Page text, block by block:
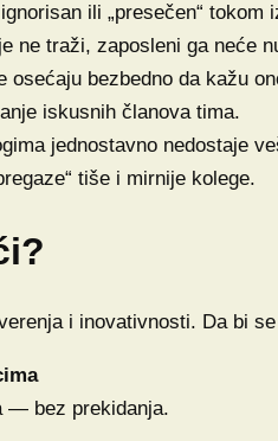
ili „presečen“ tokom
ne traži, zaposleni ga neće
bezbedno da kažu
iskusnih članova tima.
jednostavno nedostaje
tiše i mirnije kolege.
i inovativnosti. Da bi
— bez prekidanja.